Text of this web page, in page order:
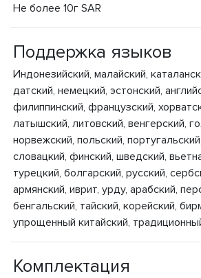
Не более 10г SAR
Поддержка языков
Индонезийский, малайский,
датский, немецкий, эстонский,
филиппинский, французский,
латышский, литовский, венгерский,
норвежский, польский,
словацкий, финский, шведский,
турецкий, болгарский, русский,
армянский, иврит, урду, арабский,
бенгальский, тайский, корейский,
упрощенный китайский,
Комплектация